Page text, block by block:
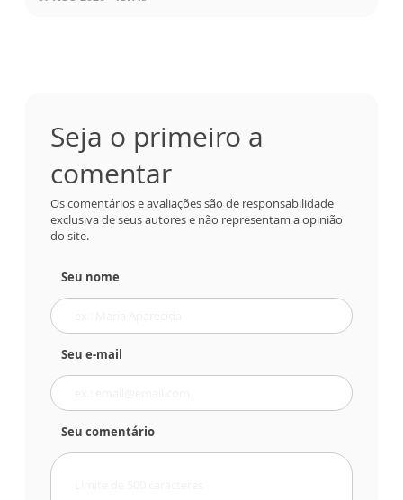
Seja o primeiro a
comentar
Os comentários e avaliações são de responsabilidade
exclusiva de seus autores e não representam a opinião
do site.
Seu nome
Seu e-mail
Seu comentário